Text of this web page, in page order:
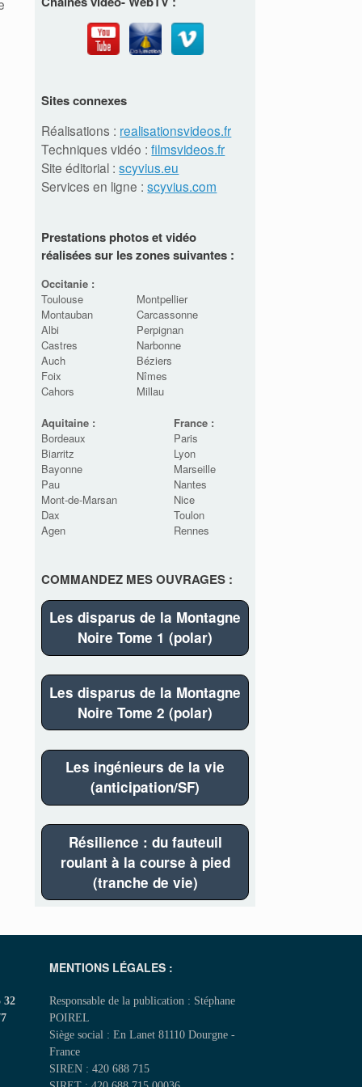
Sites connexes
Réalisations : realisationsvideos.fr
Techniques vidéo :filmsvideos.fr
Site éditorial :scyvius.eu
Services en ligne :scyvius.com
Prestations photos et vidéo
réalisées sur les zones suivantes :
Occitanie :
Toulouse
Montauban
Albi
Castres
Auch
Foix
Cahors
Montpellier
Carcassonne
Perpignan
Narbonne
Béziers
Nîmes
Millau
Aquitaine :
Bordeaux
Biarritz
Bayonne
Pau
Mont-de-Marsan
Dax
Agen
France :
Paris
Lyon
Marseille
Nantes
Nice
Toulon
Rennes
COMMANDEZ MES OUVRAGES :
Les disparus de la Montagne
Noire Tome 1 (polar)
Les disparus de la Montagne
Noire Tome 2 (polar)
Les ingénieurs de la vie
(anticipation/SF)
Résilience : du fauteuil
roulant à la course à pied
(tranche de vie)
32
MENTIONS LÉGALES :
Responsable de la publication : Stéphane
POIREL
Siège social : En Lanet 81110 Dourgne -
France
SIREN : 420 688 715